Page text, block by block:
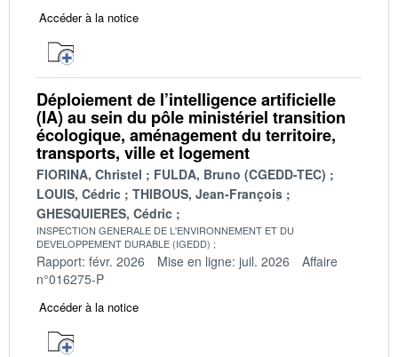
Accéder à la notice
Déploiement de l’intelligence artificielle
(IA) au sein du pôle ministériel transition
écologique, aménagement du territoire,
transports, ville et logement
FIORINA, Christel
FULDA, Bruno (CGEDD-TEC)
LOUIS, Cédric
THIBOUS, Jean-François
GHESQUIERES, Cédric
INSPECTION GENERALE DE L'ENVIRONNEMENT ET DU
DEVELOPPEMENT DURABLE (IGEDD)
Rapport: févr. 2026 Mise en ligne: juil. 2026
Affaire
n°016275-P
Accéder à la notice